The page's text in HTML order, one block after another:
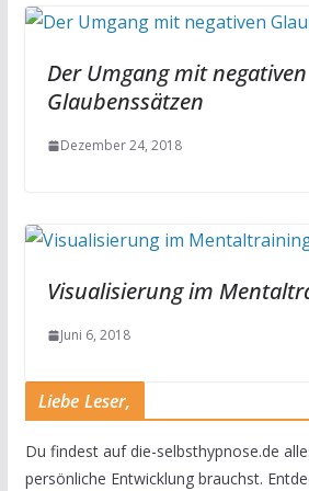
Der Umgang mit negativen
Glaubenssätzen
Dezember 24, 2018
Visualisierung im
Juni 6, 2018
Liebe Leser,
Du findest auf die-selbsthypnose.de
persönliche Entwicklung brauchst.